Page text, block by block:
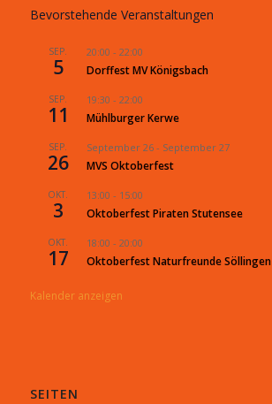
Bevorstehende Veranstaltungen
SEP.
5
20:00 - 22:00
Dorffest MV Königsbach
SEP.
11
19:30 - 22:00
Mühlburger Kerwe
SEP.
26
September 26- September 27
MVS Oktoberfest
OKT.
3
13:00 - 15:00
Oktoberfest Piraten Stutensee
OKT.
17
18:00 - 20:00
Oktoberfest Naturfreunde Söllingen
Kalender anzeigen
SEITEN